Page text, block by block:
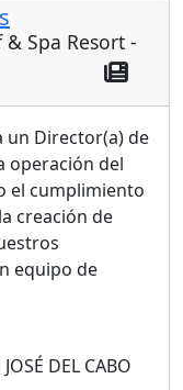
Spa Resort -
un Director(a) de
operación del
el cumplimiento
creación de
equipo de
DEL CABO